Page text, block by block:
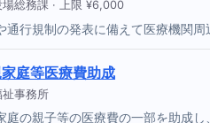
総務課 · 上限 ¥6,000
通行規制の発表に備えて医療機関
庭等医療費助成
事務所
庭の親子等の医療費の一部を助成